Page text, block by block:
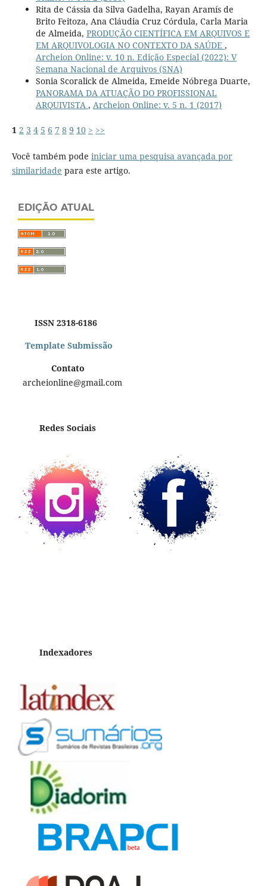
Rita de Cássia da Silva Gadelha, Rayan Aramís de
Brito Feitoza, Ana Cláudia Cruz Córdula, Carla Maria
de Almeida, PRODUÇÃO CIENTÍFICA EM ARQUIVOS E
EM ARQUIVOLOGIA NO CONTEXTO DA SAÚDE ,
Archeion Online: v. 10 n. Edição Especial (2022): V
Semana Nacional de Arquivos (SNA)
Sonia Scoralick de Almeida, Emeide Nóbrega Duarte,
PANORAMA DA ATUAÇÃO DO PROFISSIONAL
ARQUIVISTA , Archeion Online: v. 5 n. 1 (2017)
1 2 3 4 5 6 7 8 9 10 > >>
Você também pode iniciar uma pesquisa avançada por
similaridade para este artigo.
EDIÇÃO ATUAL
ISSN 2318-6186
Template Submissão
Contato
archeionline@gmail.com
Redes Sociais
Indexadores